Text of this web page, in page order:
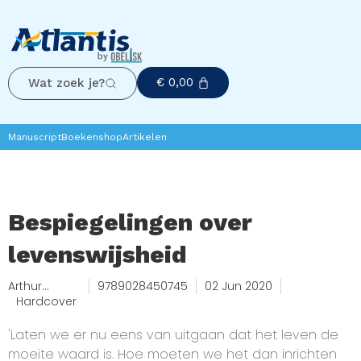
Wat zoek je? € 0,00
ManuscriptBoekenshopArtikelen
Bespiegelingen over
levenswijsheid
Arthur
Schopenha
9789028450745
02 Jun 2020
Hardcover
'Laten we er nu eens van uitgaan dat het leven de
moeite waard is. Hoe moeten we het dan inrichten